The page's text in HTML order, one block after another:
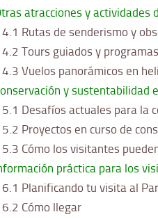
atracciones y actividades
4.1 Rutas de senderismo y
4.2 Tours guiados y
4.3 Vuelos panorámicos en
y sustentabilidad
5.1 Desafíos actuales para la
5.2 Proyectos en curso de
5.3 Cómo los visitantes
práctica para los
6.1 Planificando tu visita al
6.2 Cómo llegar